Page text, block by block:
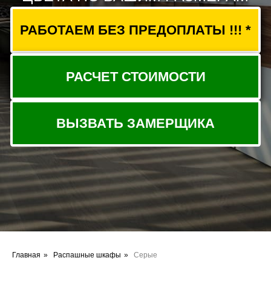
ВЫЗВАТЬ ЗАМЕРЩИКА
Главная » Распашные шкафы » Серые